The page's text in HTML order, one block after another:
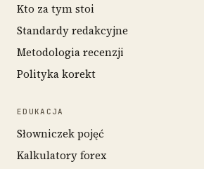
Kto za tym stoi
Standardy redakcyjne
Metodologia recenzji
Polityka korekt
EDUKACJA
Słowniczek pojęć
Kalkulatory forex